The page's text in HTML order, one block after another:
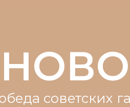
советских